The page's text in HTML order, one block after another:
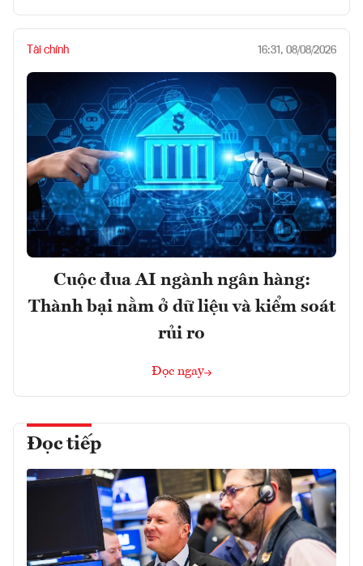
Tài chính 16:31, 08/08/2026
Cuộc đua AI ngành ngân hàng:
Thành bại nằm ở dữ liệu và kiểm soát
rủi ro
Đọc ngay
Đọc tiếp